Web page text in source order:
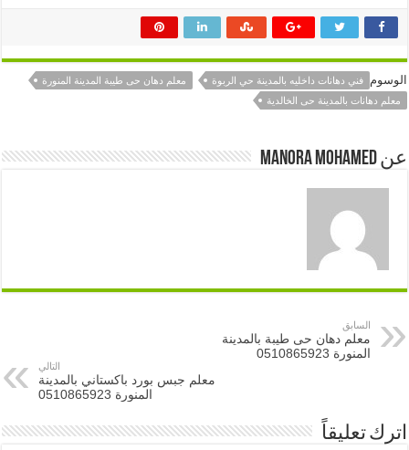
الوسوم فني دهانات داخليه بالمدينة حي الربوة
معلم دهان حى طيبة المدينة المنورة
معلم دهانات بالمدينة حى الخالدية
عن manora mohamed
السابق
معلم دهان حى طيبة بالمدينة
المنورة 0510865923
التالي
معلم جبس بورد باكستاني بالمدينة
المنورة 0510865923
اترك تعليقاً